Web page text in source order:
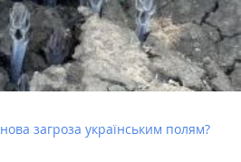
загроза українським полям?